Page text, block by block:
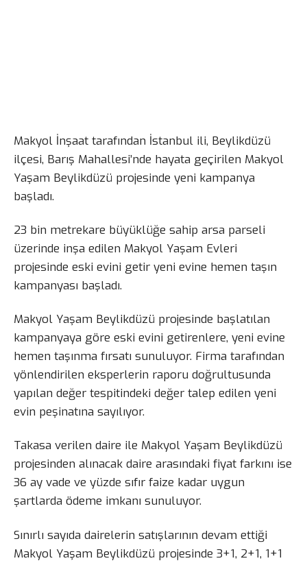
Makyol İnşaat tarafından İstanbul ili, Beylikdüzü
ilçesi, Barış Mahallesi’nde hayata geçirilen Makyol
Yaşam Beylikdüzü projesinde yeni kampanya
başladı.
23 bin metrekare büyüklüğe sahip arsa parseli
üzerinde inşa edilen Makyol Yaşam Evleri
projesinde eski evini getir yeni evine hemen taşın
kampanyası başladı.
Makyol Yaşam Beylikdüzü projesinde başlatılan
kampanyaya göre eski evini getirenlere, yeni evine
hemen taşınma fırsatı sunuluyor. Firma tarafından
yönlendirilen eksperlerin raporu doğrultusunda
yapılan değer tespitindeki değer talep edilen yeni
evin peşinatına sayılıyor.
Takasa verilen daire ile Makyol Yaşam Beylikdüzü
projesinden alınacak daire arasındaki fiyat farkını ise
36 ay vade ve yüzde sıfır faize kadar uygun
şartlarda ödeme imkanı sunuluyor.
Sınırlı sayıda dairelerin satışlarının devam ettiği
Makyol Yaşam Beylikdüzü projesinde 3+1, 2+1, 1+1